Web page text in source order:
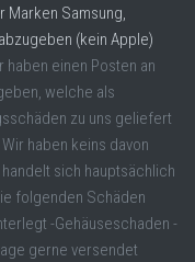
Marken Samsung,
(kein Apple)
haben einen Posten an
welche als
zu uns geliefert
haben keins davon
sich hauptsächlich
folgenden Schäden
-Gehäuseschaden -
gerne versendet